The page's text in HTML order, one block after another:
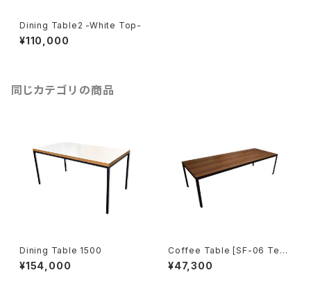
Dining Table2 -White Top-
¥110,000
同じカテゴリの商品
Dining Table 1500
¥154,000
Coffee Table [SF-06 Tea
k]
¥47,300